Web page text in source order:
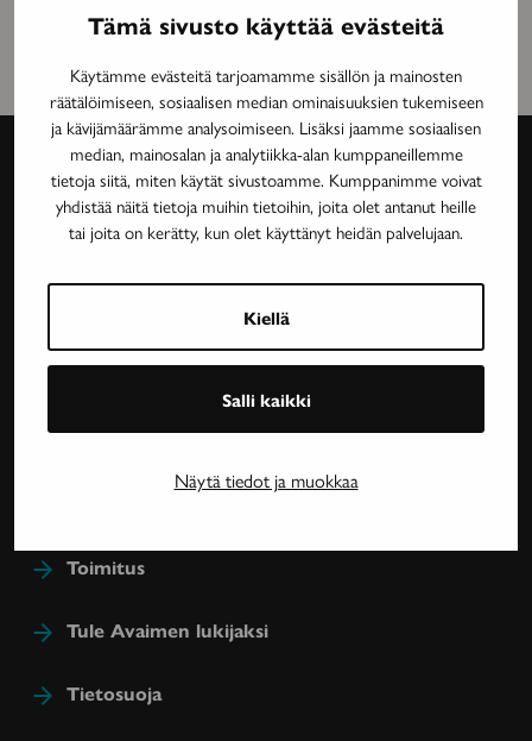
Tämä sivusto käyttää evästeitä
Käytämme evästeitä tarjoamamme sisällön ja mainosten
räätälöimiseen, sosiaalisen median ominaisuuksien tukemiseen
ja kävijämäärämme analysoimiseen. Lisäksi jaamme sosiaalisen
median, mainosalan ja analytiikka-alan kumppaneillemme
tietoja siitä, miten käytät sivustoamme. Kumppanimme voivat
yhdistää näitä tietoja muihin tietoihin, joita olet antanut heille
tai joita on kerätty, kun olet käyttänyt heidän palvelujaan.
Kiellä
Salli kaikki
Näytä tiedot ja muokkaa
Avain-
ja asiantuntevaa tietoa MS-taudin, neurologisten
harvinaissairauksien ja essentiaalisen vapinan
tutkimuksesta, lääkehoidoista, kuntoutuksesta ja
sairastavien sosiaaliturvasta. Avain-lehteä julkaisee
Toimitus
Tule Avaimen lukijaksi
Tietosuoja